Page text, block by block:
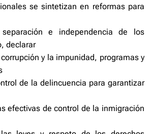
se sintetizan en reformas para
e independencia de los
declarar
y la impunidad, programas y
de la delincuencia para garantizar
efectivas de control de la inmigración